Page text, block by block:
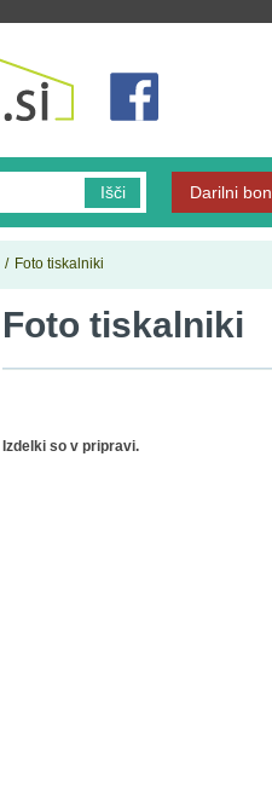
Išči Darilni
/ Foto tiskalniki
Foto tiskalniki
Izdelki so v pripravi.